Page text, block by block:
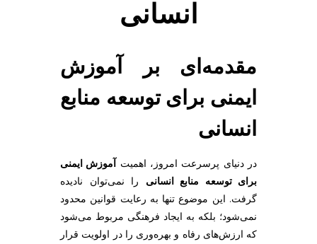
س
انسانی
مقدمه‌ای برآموزش
ایمنی برای توسعه منابع
انسانی
در دنیای پرسرعت امروز، اهمیتآموزش ایمنی
برای توسعه منابع انسانی را نمی‌توان نادیده
گرفت. این موضوع تنها به رعایت قوانین محدود
نمی‌شود؛ بلکه به ایجاد فرهنگی مربوط می‌شود
که ارزش‌های رفاه و بهره‌وری را در اولویت قرار